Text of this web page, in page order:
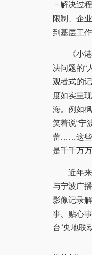
－解决过
限制、企
到基层工
《小港的
决问题的“
观者式的
度如实呈
海。例如
笑着说“宁
蕾……这些
是千千万
近年来，
与宁波广
影像记录
事、贴心
台“央地联